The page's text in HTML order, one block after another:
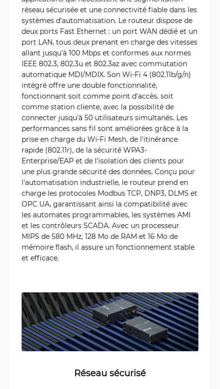
réseau sécurisée et une connectivité fiable dans les
systèmes d'automatisation. Le routeur dispose de
deux ports Fast Ethernet : un port WAN dédié et un
port LAN, tous deux prenant en charge des vitesses
allant jusqu'à 100 Mbps et conformes aux normes
IEEE 802.3, 802.3u et 802.3az avec commutation
automatique MDI/MDIX. Son Wi-Fi 4 (802.11b/g/n)
intégré offre une double fonctionnalité,
fonctionnant soit comme point d'accès, soit
comme station cliente, avec la possibilité de
connecter jusqu'à 50 utilisateurs simultanés. Les
performances sans fil sont améliorées grâce à la
prise en charge du Wi-Fi Mesh, de l'itinérance
rapide (802.11r), de la sécurité WPA3-
Enterprise/EAP et de l'isolation des clients pour
une plus grande sécurité des données. Conçu pour
l'automatisation industrielle, le routeur prend en
charge les protocoles Modbus TCP, DNP3, DLMS et
OPC UA, garantissant ainsi la compatibilité avec
les automates programmables, les systèmes AMI
et les contrôleurs SCADA. Avec un processeur
MIPS de 580 MHz, 128 Mo de RAM et 16 Mo de
mémoire flash, il assure un fonctionnement stable
et efficace.
Réseau sécurisé